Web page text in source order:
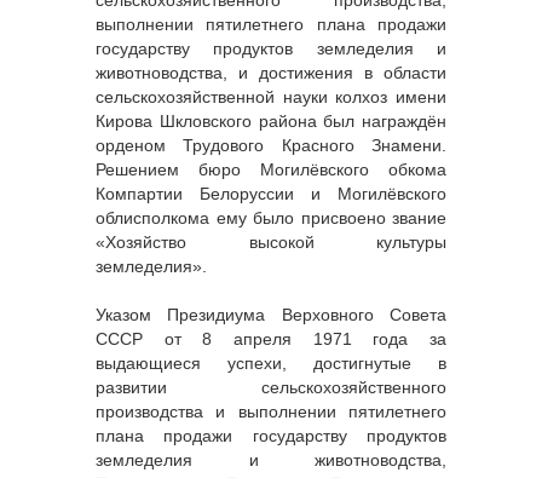
выполнении пятилетнего плана продажи
государству продуктов земледелия и
животноводства, и достижения в области
сельскохозяйственной науки колхоз имени
Кирова Шкловского района был награждён
орденом Трудового Красного Знамени.
Решением бюро Могилёвского обкома
Компартии Белоруссии и Могилёвского
облисполкома ему было присвоено звание
«Хозяйство высокой культуры
земледелия».
Указом Президиума Верховного Совета
СССР от 8 апреля 1971 года за
выдающиеся успехи, достигнутые в
развитии сельскохозяйственного
производства и выполнении пятилетнего
плана продажи государству продуктов
земледелия и животноводства,